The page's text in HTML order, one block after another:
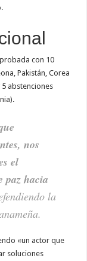
con 10
Pakistán, Corea
5 abstenciones
nos
el
paz hacia
la
«un actor que
soluciones